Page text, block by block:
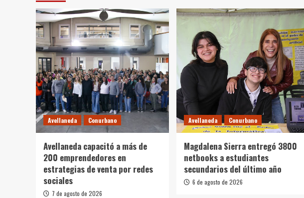
Avellaneda Conurbano
Avellaneda capacitó a más de
200 emprendedores en
estrategias de venta por redes
sociales
7 de agosto de 2026
Avellaneda Conurbano
Magdalena Sierra entregó 3800
netbooks a estudiantes
secundarios del último año
6 de agosto de 2026